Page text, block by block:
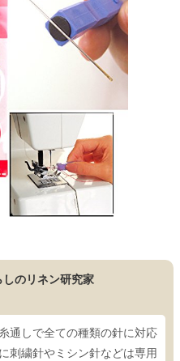
のリネン研究家
通しで全ての種類の針に対応
刺繍針やミシン針などは専用